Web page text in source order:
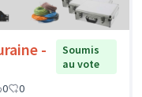
-
Soumis
au vote
0 0